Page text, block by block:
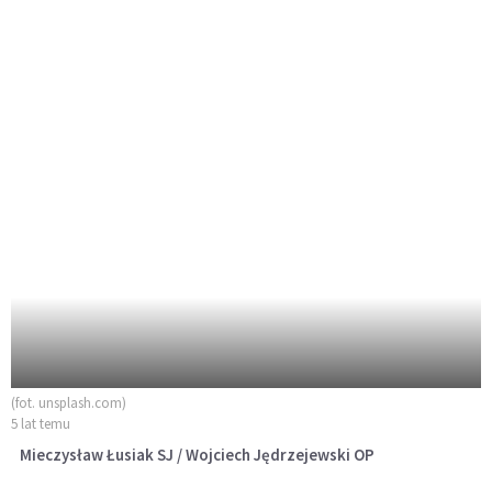
(fot. unsplash.com)
5 lat temu
Mieczysław Łusiak SJ / Wojciech Jędrzejewski OP